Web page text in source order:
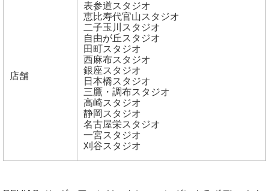
店舗
表参道スタジオ
恵比寿代官山スタジオ
二子玉川スタジオ
自由が丘スタジオ
田町スタジオ
西麻布スタジオ
銀座スタジオ
日本橋スタジオ
三鷹・調布スタジオ
高崎スタジオ
静岡スタジオ
名古屋栄スタジオ
一宮スタジオ
刈谷スタジオ